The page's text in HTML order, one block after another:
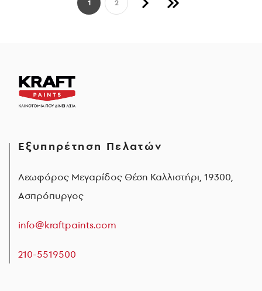
1 2
Next pageLast page
Εξυπηρέτηση Πελατών
Λεωφόρος Μεγαρίδος Θέση Καλλιστήρι, 19300,
Ασπρόπυργος
info@kraftpaints.com
210-5519500